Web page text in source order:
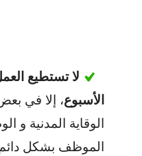
الأسبوع، إلا في
الوقاية المدنية و
الموظف بشكل